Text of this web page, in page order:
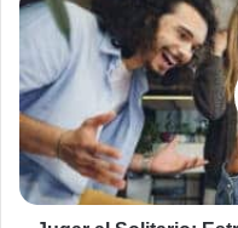
al
Solitario:
Estrategia
y
Pasatiempo
Solitario